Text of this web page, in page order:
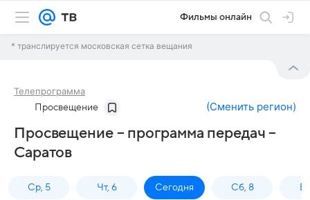
Фильмы онлайн
* транслируется московская сетка вещания
Телепрограмма
Просвещение (Сменить регион)
Просвещение – программа передач –
Саратов
Ср, 5 Чт, 6 Сегодня Сб, 8